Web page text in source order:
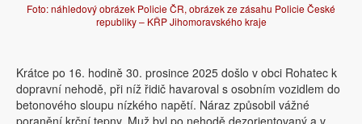
Foto: náhledový obrázek Policie ČR, obrázek ze zásahu Policie České
republiky – KŘP Jihomoravského kraje
Krátce po 16. hodině 30. prosince 2025 došlo v obci Rohatec k
dopravní nehodě, při níž řidič havaroval s osobním vozidlem do
betonového sloupu nízkého napětí. Náraz způsobil vážné
poranění krční tepny. Muž byl po nehodě dezorientovaný a v